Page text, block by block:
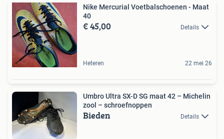
Nike Mercurial Voetbalschoenen - Maat
40
€ 45,00 Details
Heteren 22 mei 26
Umbro Ultra SX-D SG maat 42 – Michelin
zool – schroefnoppen
Bieden Details